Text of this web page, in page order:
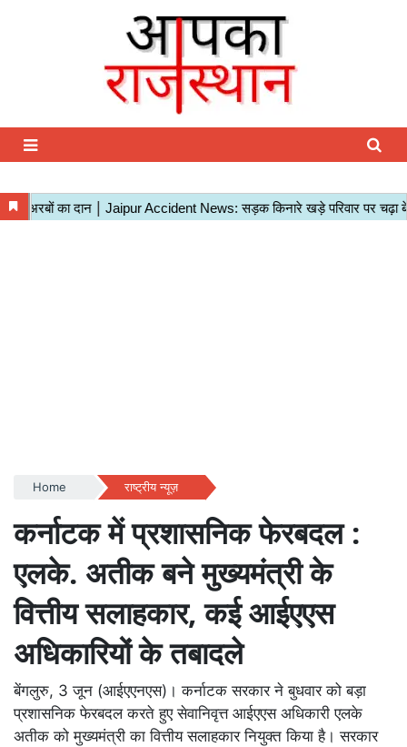
Home राष्ट्रीय न्यूज़
कर्नाटक में प्रशासनिक फेरबदल :
एलके. अतीक बने मुख्यमंत्री के
वित्तीय सलाहकार, कई आईएएस
अधिकारियों के तबादले
बेंगलुरु, 3 जून (आईएएनएस)। कर्नाटक सरकार ने बुधवार को बड़ा
प्रशासनिक फेरबदल करते हुए सेवानिवृत्त आईएएस अधिकारी एलके
अतीक को मुख्यमंत्री का वित्तीय सलाहकार नियुक्त किया है। सरकार